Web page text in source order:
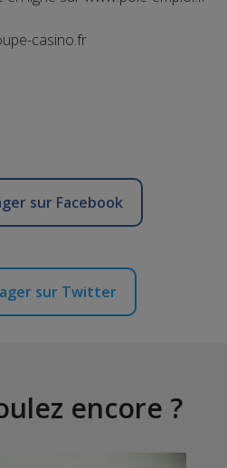
casino.fr
sur Facebook
sur Twitter
encore ?